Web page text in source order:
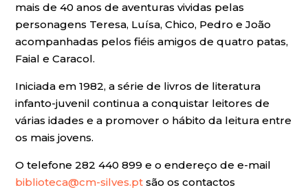
mais de 40 anos de aventuras vividas pelas
personagens Teresa, Luísa, Chico, Pedro e João
acompanhadas pelos fiéis amigos de quatro patas,
Faial e Caracol.
Iniciada em 1982, a série de livros de literatura
infanto-juvenil continua a conquistar leitores de
várias idades e a promover o hábito da leitura entre
os mais jovens.
O telefone 282 440 899 e o endereço de e-mail
biblioteca@cm-silves.pt são os contactos